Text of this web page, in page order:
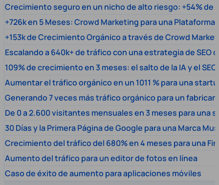
Crecimiento seguro en un nicho de alto riesgo: +54% de
+726k en 5 Meses: Crowd Marketing para una
+153k de Crecimiento Orgánico a través de Crowd
Escalando a 640k+ de tráfico con una estrategia de SEO
109% de crecimiento en 3 meses: el salto de la IA y el SEO
Aumentar el tráfico orgánico en un 1011 % para una
Generando 7 veces más tráfico orgánico para un
De 0 a 2.600 visitantes mensuales en 3 meses para una
30 Días y la Primera Página de Google para una Marca
Crecimiento del tráfico del 680% en 4 meses para una
Aumento del tráfico para un editor de fotos en línea
Caso de éxito de aumento para aplicaciones móviles